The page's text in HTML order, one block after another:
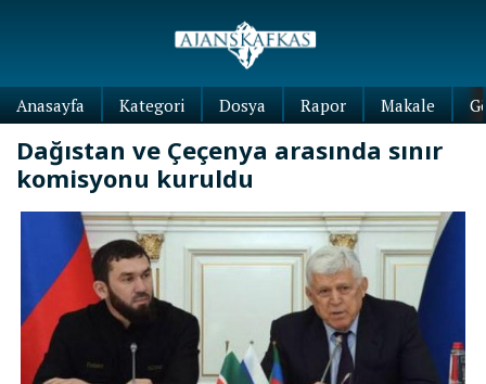
Anasayfa Kategori Dosya Rapor Makale
Dağıstan ve Çeçenya arasında sınır
komisyonu kuruldu